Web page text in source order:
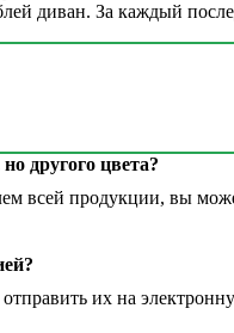
диван. За каждый
другого цвета?
всей продукции, вы
их на